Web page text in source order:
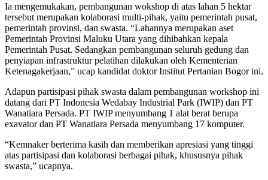
Ia mengemukakan, pembangunan wokshop di atas lahan 5 hektar
tersebut merupakan kolaborasi multi-pihak, yaitu pemerintah pusat,
pemerintah provinsi, dan swasta. “Lahannya merupakan aset
Pemerintah Provinsi Maluku Utara yang dihibahkan kepala
Pemerintah Pusat. Sedangkan pembangunan seluruh gedung dan
penyiapan infrastruktur pelatihan dilakukan oleh Kementerian
Ketenagakerjaan,” ucap kandidat doktor Institut Pertanian Bogor ini.
Adapun partisipasi pihak swasta dalam pembangunan workshop ini
datang dari PT Indonesia Wedabay Industrial Park (IWIP) dan PT
Wanatiara Persada. PT IWIP menyumbang 1 alat berat berupa
exavator dan PT Wanatiara Persada menyumbang 17 komputer.
“Kemnaker berterima kasih dan memberikan apresiasi yang tinggi
atas partisipasi dan kolaborasi berbagai pihak, khususnya pihak
swasta,” ucapnya.